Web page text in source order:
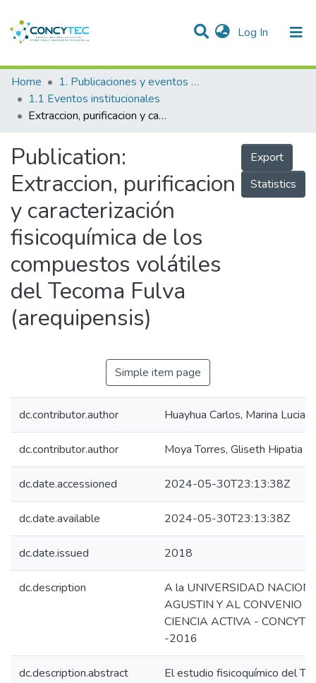
Log In (current)
Communities & Collections
Research Outputs
People
Statistics
Home
1. Publicaciones y eventos institucionales
1.1 Eventos institucionales
Extraccion, purificacion y caracterización fisicoquímica de los compuestos volátiles del Tecoma Fulva (arequipensis)
Publication:
Extraccion, purificacion
y caracterización
fisicoquímica de los
compuestos volátiles
del Tecoma Fulva
(arequipensis)
Export
Statistics
Simple item page
dc.contributor.author Huayhua Carlos, Marina Lucia
dc.contributor.author Moya Torres, Gliseth Hipatia
dc.date.accessioned 2024-05-30T23:13:38Z
dc.date.available 2024-05-30T23:13:38Z
dc.date.issued 2018
dc.description
A la UNIVERSIDAD
AGUSTIN Y AL CONVENIO
CIENCIA ACTIVA -
-2016
dc.description.abstract
El estudio fisicoquímico del